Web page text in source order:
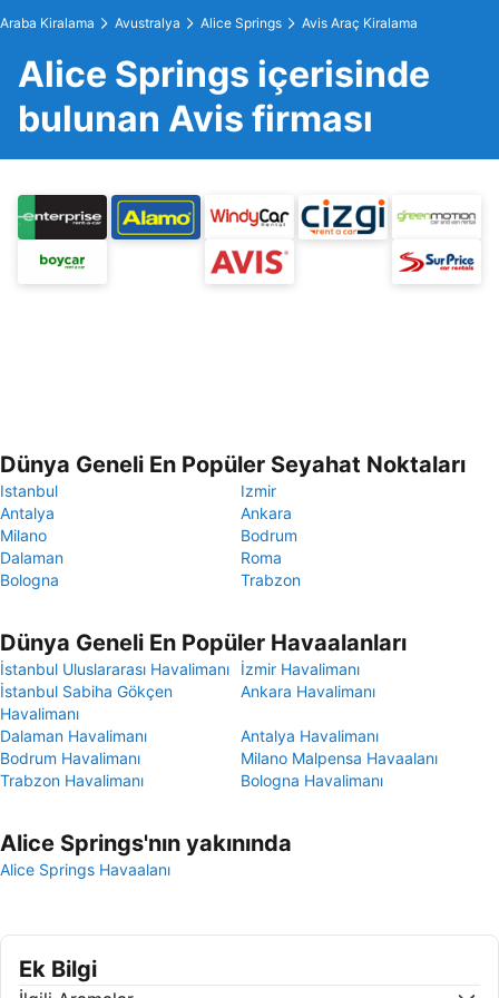
Araba Kiralama Avustralya Alice Springs Avis Araç Kiralama
Alice Springs içerisinde
bulunan Avis firması
Dünya Geneli En Popüler Seyahat Noktaları
Istanbul
Izmir
Antalya
Ankara
Milano
Bodrum
Dalaman
Roma
Bologna
Trabzon
Dünya Geneli En Popüler Havaalanları
İstanbul Uluslararası Havalimanı
İzmir Havalimanı
İstanbul Sabiha Gökçen
Havalimanı
Ankara Havalimanı
Dalaman Havalimanı
Antalya Havalimanı
Bodrum Havalimanı
Milano Malpensa Havaalanı
Trabzon Havalimanı
Bologna Havalimanı
Alice Springs'nın yakınında
Alice Springs Havaalanı
Ek Bilgi